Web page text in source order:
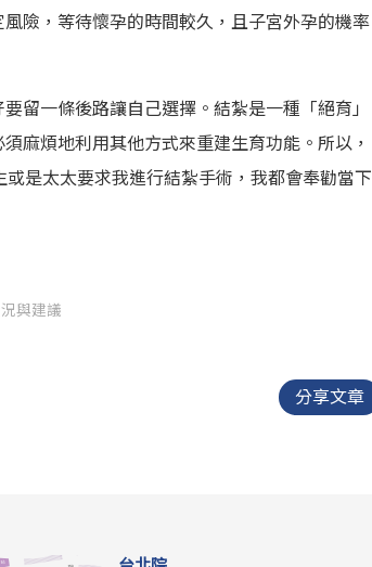
險，等待懷孕的時間較久，且子宮外孕的機率
留一條後路讓自己選擇。結紮是一種「絕育」
麻煩地利用其他方式來重建生育功能。所以，
是太太要求我進行結紮手術，我都會奉勸當下
與建議
分享文章